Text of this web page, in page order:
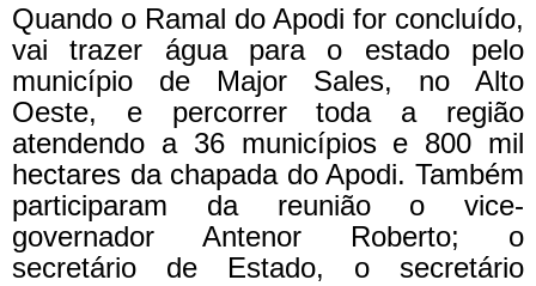
Quando o Ramal do Apodi for concluído,
vai trazer água para o estado pelo
município de Major Sales, no Alto
Oeste, e percorrer toda a região
atendendo a 36 municípios e 800 mil
hectares da chapada do Apodi. Também
participaram da reunião o vice-
governador Antenor Roberto; o
secretário de Estado, o secretário